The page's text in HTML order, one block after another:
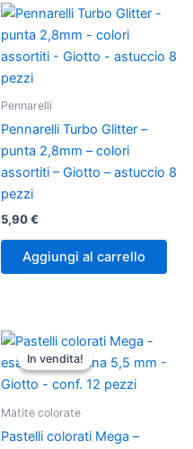
Pennarelli
Pennarelli Turbo Glitter –
punta 2,8mm – colori
assortiti – Giotto – astuccio 8
pezzi
5,90€
Aggiungi al carrello
In vendita!
In vendita!
Matite colorate
Pastelli colorati Mega –
Il
prezzo
originale
era:
Il
attuale
è: